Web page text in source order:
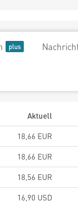
Aktuell
18,66 EUR
18,66 EUR
18,56 EUR
16,90 USD